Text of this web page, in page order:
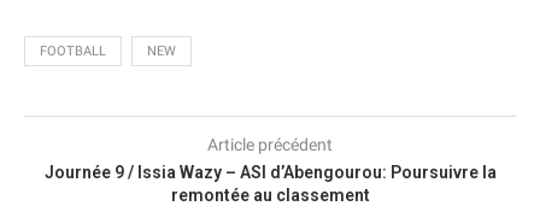
FOOTBALL NEW
Article précédent
Journée 9 / Issia Wazy – ASI d’Abengourou: Poursuivre la
remontée au classement